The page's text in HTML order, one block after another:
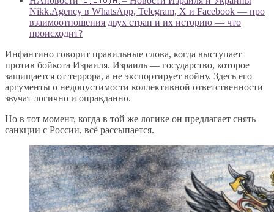
Nikk.Agency в WhatsApp, Telegram, X и Facebook — про
взаимоотношения двух стран и их историю — что
происходит?
Инфантино говорит правильные слова, когда выступает
против бойкота Израиля. Израиль — государство, которое
защищается от террора, а не экспортирует войну. Здесь его
аргументы о недопустимости коллективной ответственности
звучат логично и оправданно.
Но в тот момент, когда в той же логике он предлагает снять
санкции с России, всё рассыпается.